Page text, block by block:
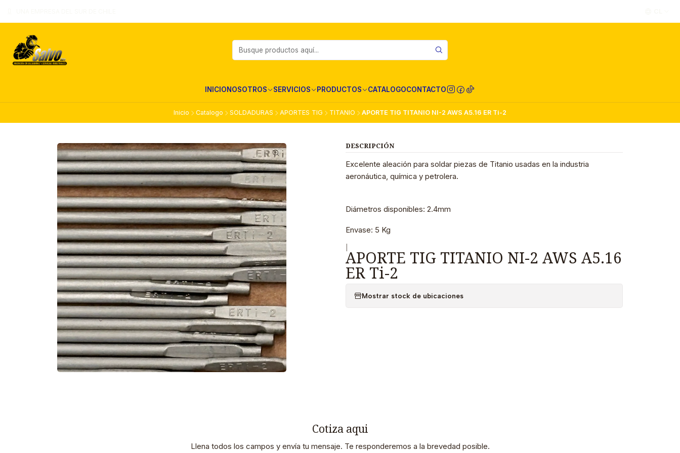
INICIONOSOTROS SERVICIOS PRODUCTOS CATALOGOCONTACTO
Inicio Catalogo SOLDADURAS APORTES TIG TITANIO APORTE TIG TITANIO NI-2 AWS A5.16 ER Ti-2
DESCRIPCIÓN
Excelente aleación para soldar piezas de Titanio usadas en la industria
aeronáutica, química y petrolera.
Diámetros disponibles: 2.4mm
Envase: 5 Kg
APORTE TIG TITANIO NI-2 AWS A5.16
ER Ti-2
Mostrar stock de ubicaciones
Cotiza aqui
Llena todos los campos y envía tu mensaje. Te responderemos a la brevedad posible.